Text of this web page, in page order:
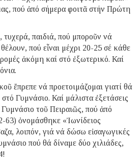
πού ἀπό σήμερα φοιτᾶ στήν Πρώτη
τυχερά, παιδιά, πού μποροῦν νά
πού εἶναι μέχρι 20-25 σέ κάθε
ἀκόμη καί στό ἐξωτερικό. Καί
ἔπρεπε νά προετοιμάζομαι γιατί θά
Γυμνάσιο. Καί μάλιστα ἐξετάσεις
τοῦ Πειραιῶς, πού ἀπό
63) ὀνομάσθηκε «Ἰωνίδειος
λοιπόν, γιά νά δώσω εἰσαγωγικές
πού θά δίναμε δύο χιλιάδες,